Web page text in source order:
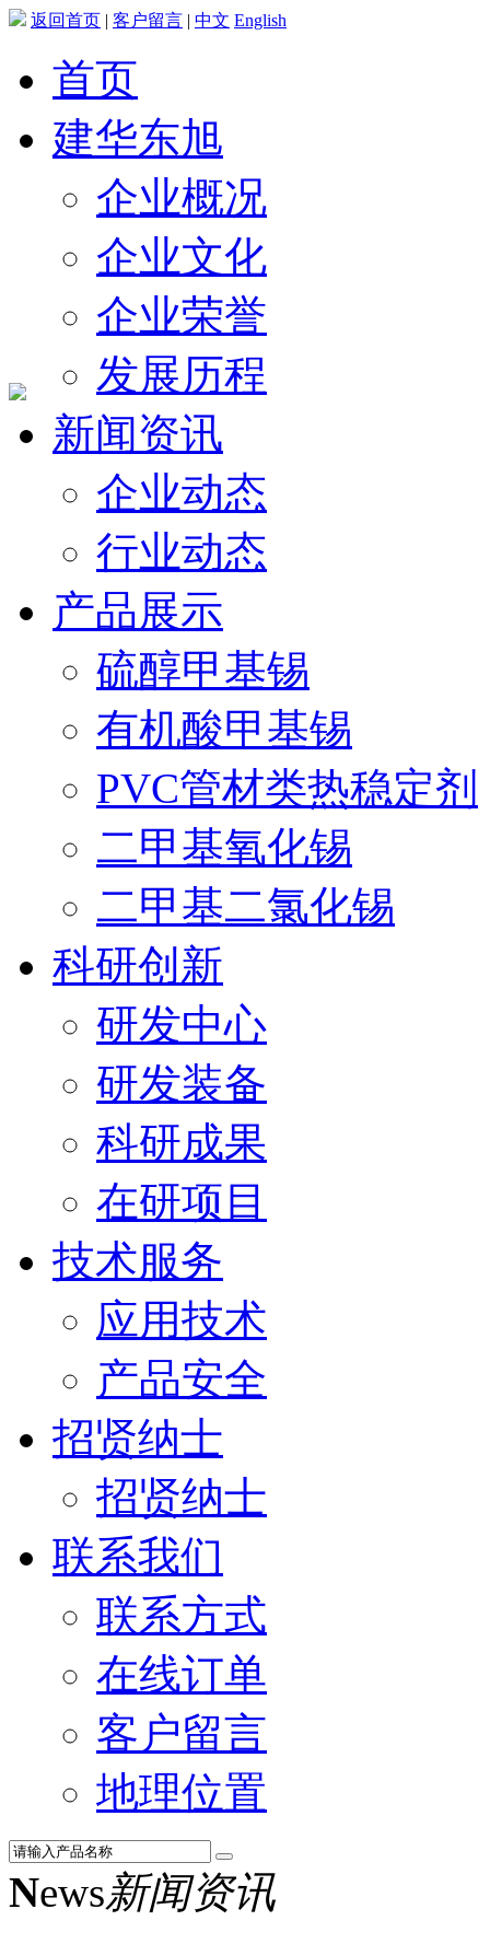
返回首页 | 客户留言 | 中文 English
首页
建华东旭
企业概况
企业文化
企业荣誉
发展历程
新闻资讯
企业动态
行业动态
产品展示
硫醇甲基锡
有机酸甲基锡
PVC管材类热稳定剂
二甲基氧化锡
二甲基二氯化锡
科研创新
研发中心
研发装备
科研成果
在研项目
技术服务
应用技术
产品安全
招贤纳士
招贤纳士
联系我们
联系方式
在线订单
客户留言
地理位置
News新闻资讯